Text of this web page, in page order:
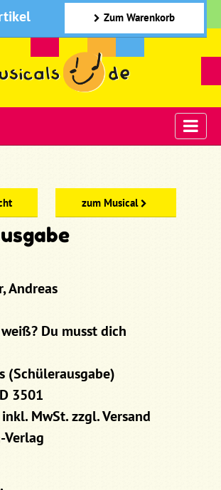
Zum Warenkorb
zum Musical
Andreas
Du musst dich
(Schülerausgabe)
3501
MwSt. zzgl. Versand
Verlag